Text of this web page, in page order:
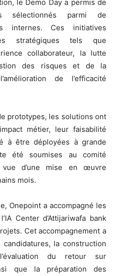
le Demo Day a permis de
sélectionnés parmi de
internes. Ces initiatives
stratégiques tels que
collaborateur, la lutte
des risques et de la
de l’efficacité
prototypes, les solutions ont
métier, leur faisabilité
à être déployées à grande
été soumises au comité
d’une mise en œuvre
mois.
Onepoint a accompagné les
Center d’Attijariwafa bank
Cet accompagnement a
la construction
du retour sur
que la préparation des